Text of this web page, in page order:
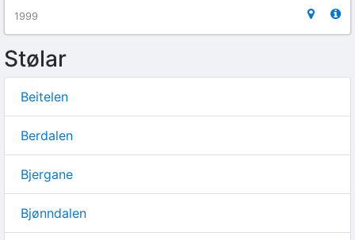
1999
Stølar
Beitelen
Berdalen
Bjergane
Bjønndalen